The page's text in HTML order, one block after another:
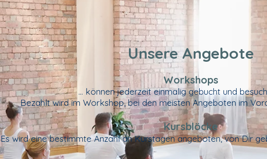
Unsere Angebote
Workshops
... können jederzeiteinmaliggebucht und
Bezahlt wirdim Workshop, bei den meisten Angeboten im
Kursblöcke
Es wird eine bestimmte Anzahl an Kurstagen angeboten, von Dir